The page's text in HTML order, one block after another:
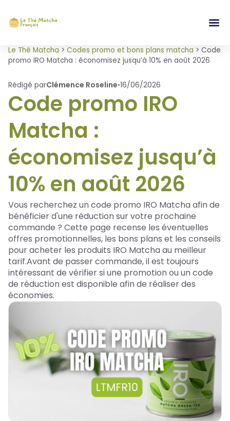
Le Thé Matcha > Codes promo et bons plans matcha > Code
promo IRO Matcha : économisez jusqu’à 10% en août 2026
Rédigé parClémence Roseline•16/06/2026
Code promo IRO
Matcha :
économisez jusqu’à
10% en août 2026
Vous recherchez un code promo IRO Matcha afin de
bénéficier d'une réduction sur votre prochaine
commande ? Cette page recense les éventuelles
offres promotionnelles, les bons plans et les conseils
pour acheter les produits IRO Matcha au meilleur
tarif.Avant de passer commande, il est toujours
intéressant de vérifier si une promotion ou un code
de réduction est disponible afin de réaliser des
économies.